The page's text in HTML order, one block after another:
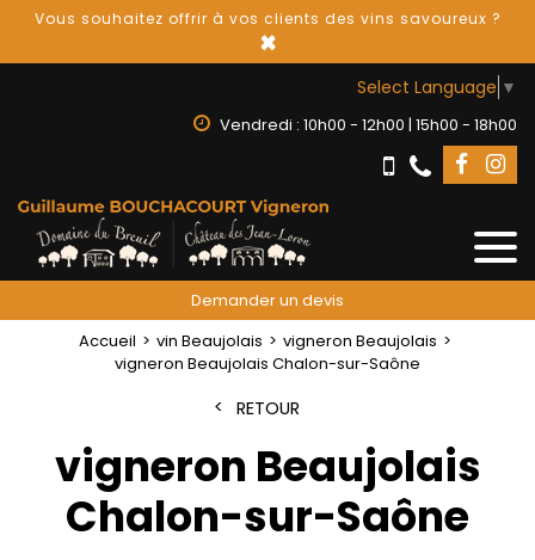
Vous souhaitez offrir à vos clients des vins savoureux ?
×
Select Language ▼
Vendredi : 10h00 - 12h00 | 15h00 - 18h00
Demander un devis
Accueil
vin Beaujolais
vigneron Beaujolais
vigneron Beaujolais Chalon-sur-Saône
RETOUR
vigneron Beaujolais
Chalon-sur-Saône